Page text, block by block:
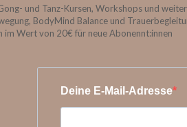
und Tanz-Kursen, Workshops und
BodyMind Balance und
im Wert von 20€ für neue Abonennt:innen